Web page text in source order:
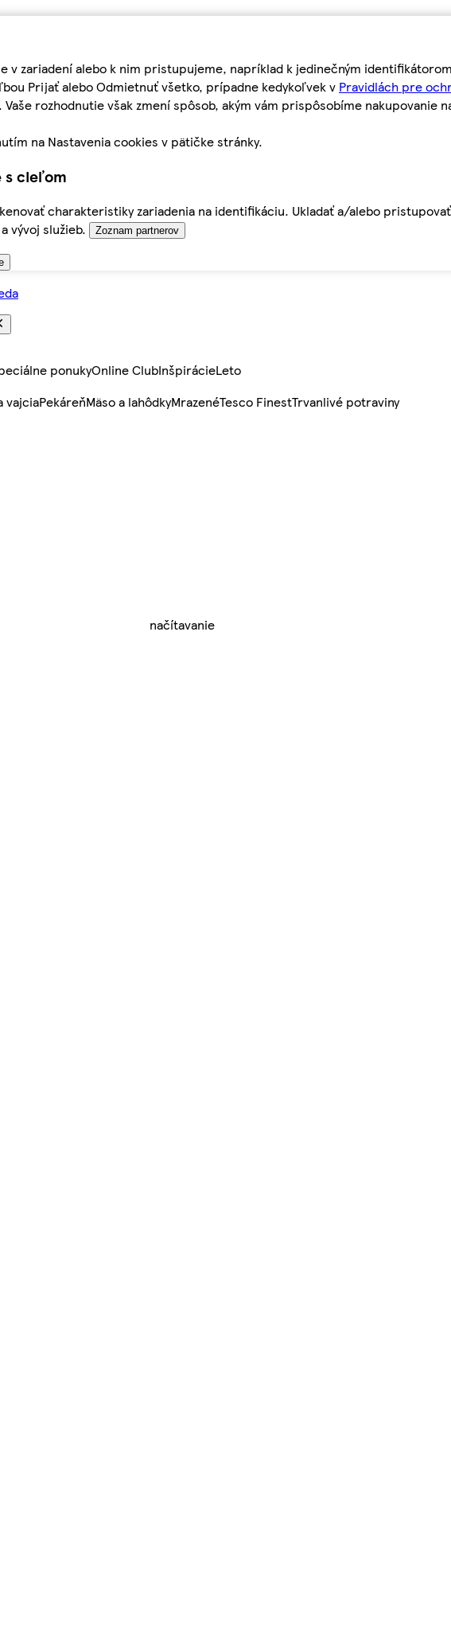
v zariadení alebo k nim pristupujeme, napríklad k jedinečným
Prijať alebo Odmietnuť všetko, prípadne kedykoľvek v Pravidlách pre
rozhodnutie však zmení spôsob, akým vám prispôsobíme nakupovanie
na Nastavenia cookies v pätičke stránky.
s cieľom
charakteristiky zariadenia na identifikáciu. Ukladať a/alebo
vývoj služieb.
Zoznam partnerov
ponukyOnline ClubInšpirácieLeto
vajciaPekáreňMäso a lahôdkyMrazenéTesco FinestTrvanlivé potraviny
načítavanie